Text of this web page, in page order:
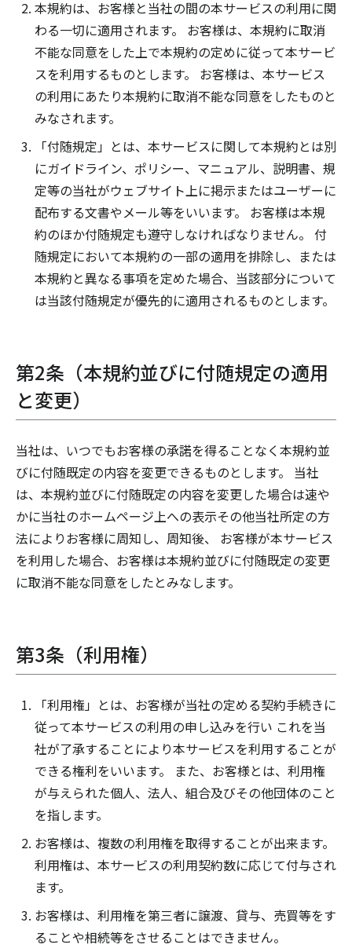
本規約は、お客様と当社の間の本サービスの利用に関
わる一切に適用されます。 お客様は、本規約に取消
不能な同意をした上で本規約の定めに従って本サービ
スを利用するものとします。 お客様は、本サービス
の利用にあたり本規約に取消不能な同意をしたものと
みなされます。
「付随規定」とは、本サービスに関して本規約とは別
にガイドライン、ポリシー、マニュアル、説明書、規
定等の当社がウェブサイト上に掲示またはユーザーに
配布する文書やメール等をいいます。 お客様は本規
約のほか付随規定も遵守しなければなりません。 付
随規定において本規約の一部の適用を排除し、または
本規約と異なる事項を定めた場合、当該部分について
は当該付随規定が優先的に適用されるものとします。
第2条（本規約並びに付随規定の適用
と変更）
当社は、いつでもお客様の承諾を得ることなく本規約並
びに付随既定の内容を変更できるものとします。 当社
は、本規約並びに付随既定の内容を変更した場合は速や
かに当社のホームページ上への表示その他当社所定の方
法によりお客様に周知し、周知後、 お客様が本サービス
を利用した場合、お客様は本規約並びに付随既定の変更
に取消不能な同意をしたとみなします。
第3条（利用権）
「利用権」とは、お客様が当社の定める契約手続きに
従って本サービスの利用の申し込みを行い これを当
社が了承することにより本サービスを利用することが
できる権利をいいます。 また、お客様とは、利用権
が与えられた個人、法人、組合及びその他団体のこと
を指します。
お客様は、複数の利用権を取得することが出来ます。
利用権は、本サービスの利用契約数に応じて付与され
ます。
お客様は、利用権を第三者に譲渡、貸与、売買等をす
ることや相続等をさせることはできません。